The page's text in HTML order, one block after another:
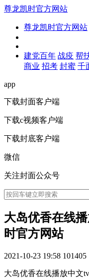
尊龙凯时官方网站
尊龙凯时官方网站
建党百年 战疫 帮
商业 招考 封蜜 千
app
下载封面客户端
下载c视频客户端
下载封底客户端
微信
关注封面公众号
大岛优香在线
时官方网站
2021-10-23 19:58 101405
大岛优香在线播放中文